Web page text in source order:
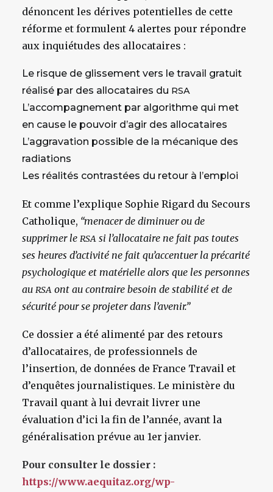
dénoncent les dérives potentielles de cette
réforme et formulent 4 alertes pour répondre
aux inquiétudes des allocataires :
Le risque de glissement vers le travail gratuit
réalisé par des allocataires du RSA
L’accompagnement par algorithme qui met
en cause le pouvoir d’agir des allocataires
L’aggravation possible de la mécanique des
radiations
Les réalités contrastées du retour à l’emploi
Et comme l’explique Sophie Rigard du Secours
Catholique, “menacer de diminuer ou de
supprimer le RSA si l’allocataire ne fait pas toutes
ses heures d’activité ne fait qu’accentuer la précarité
psychologique et matérielle alors que les personnes
au RSA ont au contraire besoin de stabilité et de
sécurité pour se projeter dans l’avenir.”
Ce dossier a été alimenté par des retours
d’allocataires, de professionnels de
l’insertion, de données de France Travail et
d’enquêtes journalistiques. Le ministère du
Travail quant à lui devrait livrer une
évaluation d’ici la fin de l’année, avant la
généralisation prévue au 1er janvier.
Pour consulter le dossier :
https://www.aequitaz.org/wp-